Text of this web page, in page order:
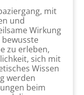
mit
und
Wirkung
zu erleben,
sich mit
Wissen
werden
beim